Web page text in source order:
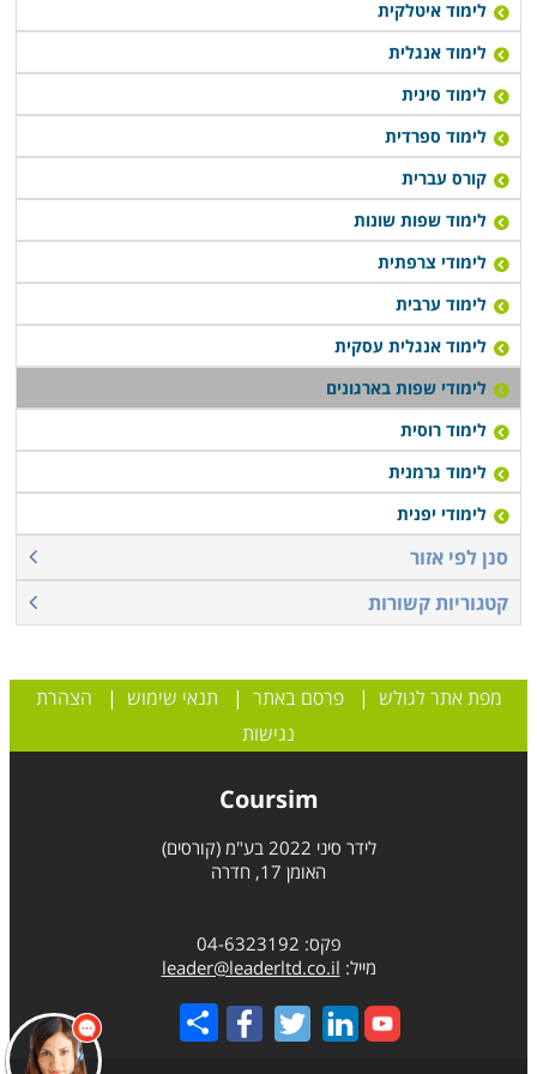
לימוד לאנשי עסקים
ארגונים שמבקשים להקנות לעובדיהם כישורי שפה בסיסיים
בסינית, גרמנית, צרפתית או תאילנדית למטרת עבודה יוכלו
למצוא מענה במגוון מוסדות לימוד מובילים. תכנית ההוראה
מורכבת בהתאם לצורכי הארגון תוך שילוב תכנים קיימים
לצד תכנים חדשים שנכתבים במיוחד בעבור הארגון. לימודי
שפות בארגונים משלבים ביטויים מעולם העסקים לצד
כישורי שפה בסיסיים .
תנאי הלימוד בארגונים
את הלימודים אפשר יהיה לקיים בכיתות הלימוד של בית
הספר או בחדרי ההדרכה של הארגון. שעות הלימוד נקבעות
בהתאם להעדפה אישית של מנהלי הארגון כאשר נהוג לתת
עדיפות לשעות אחר הצהריים. קבוצות הלימוד מונות לרוב
5-7 תלמידים. בקבוצות גדולות יותר קשה יהיה לתת יחס
אישי לכל משתתף לעקוב אחר התקדמותו האישית. לימודי
שפות בארגונים הם הדרך היחידה בה יוכל בעל העסקת
לקבוע רמה אחידה של ידע לכל העובדים ולחזק את קשרי
לימוד איטלקית
לימוד אנגלית
לימוד סינית
לימוד ספרדית
קורס עברית
לימוד שפות שונות
לימודי צרפתית
לימוד ערבית
לימוד אנגלית עסקית
לימודי שפות בארגונים
לימוד רוסית
לימוד גרמנית
לימודי יפנית
סנן לפי אזור
קטגוריות קשורות
מפת אתר לגולש |פרסם באתר | תנאי שימוש | הצהרת
נגישות
Coursim
לידר סיני 2022 בע"מ (קורסים)
האומן 17, חדרה
פקס: 04-6323192
מייל: leader@leaderltd.co.il
Share